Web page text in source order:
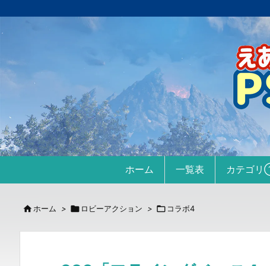
ホーム 一覧表 カテゴ
 ホーム >  ロビーアクション >  コラボ4